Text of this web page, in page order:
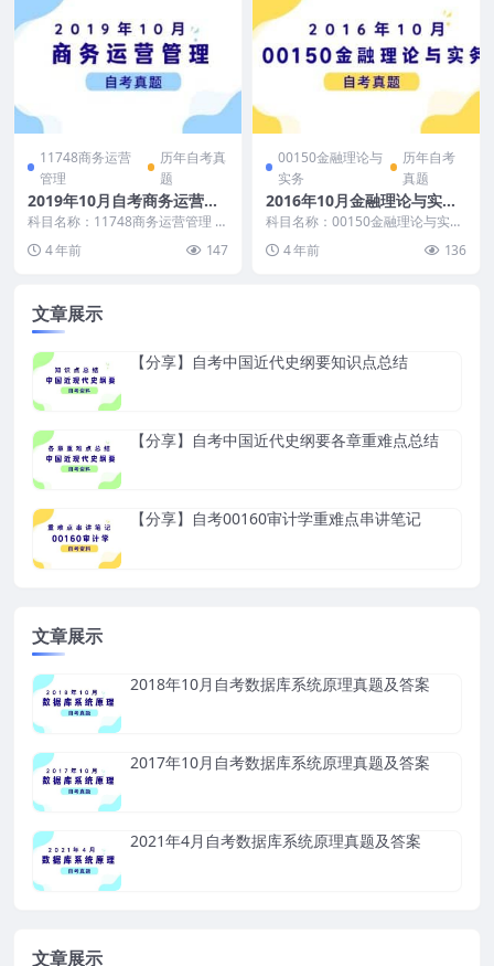
11748商务运营
管理
历年自考真
题
2019年10月自考商务运营管
理真题免费下载
科目名称：11748商务运营管理 试
学考试商务...
4 年前 147
00150金融理论与
实务
历年自考
真题
2016年10月金融理论与实务
自考真题及答案
科目名称：00150金融理论与实务
自学考试金...
4 年前 136
文章展示
【分享】自考中国近代史纲要知识点总结
【分享】自考中国近代史纲要各章重难点总结
【分享】自考00160审计学重难点串讲笔记
文章展示
2018年10月自考数据库系统原理真题及答案
2017年10月自考数据库系统原理真题及答案
2021年4月自考数据库系统原理真题及答案
文章展示